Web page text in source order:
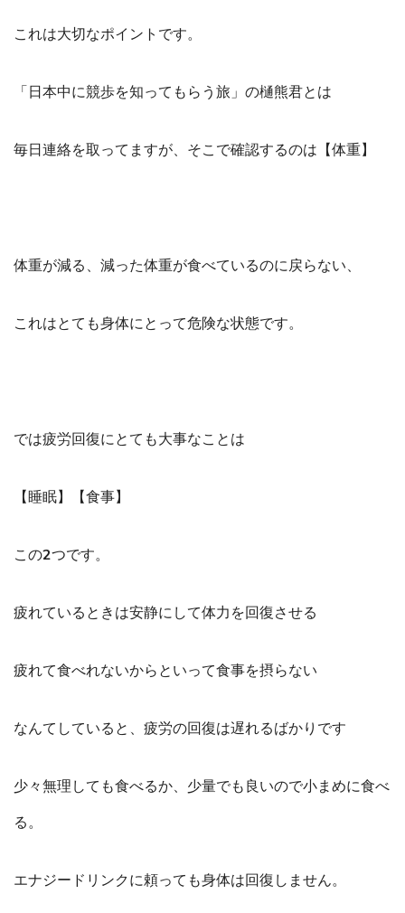
これは大切なポイントです。
「日本中に競歩を知ってもらう旅」の樋熊君とは
毎日連絡を取ってますが、そこで確認するのは【体重】
体重が減る、減った体重が食べているのに戻らない、
これはとても身体にとって危険な状態です。
では疲労回復にとても大事なことは
【睡眠】【食事】
この2つです。
疲れているときは安静にして体力を回復させる
疲れて食べれないからといって食事を摂らない
なんてしていると、疲労の回復は遅れるばかりです
少々無理しても食べるか、少量でも良いので小まめに食べ
る。
エナジードリンクに頼っても身体は回復しません。